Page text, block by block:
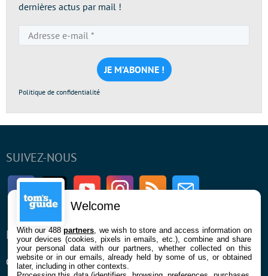
dernières actus par mail !
e-
mail
*
Politique de confidentialité
SUIVEZ-NOUS
FacebookTwitter Youtube InstagramRSS Newsletter
ENTREPRISE
Qui sommes nous
À PROPOS
La rédaction
Welcome
With our 488partners , we wish to store and access information on
your devices (cookies, pixels in emails, etc.), combine and share
your personal data with our partners, whether collected on this
website or in our emails, already held by some of us, or obtained
later, including in other contexts.